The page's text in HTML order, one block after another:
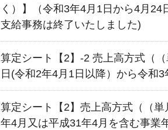
く）】（令和3年4月1日から4月24
支給事務は終了いたしました)
算定シート【2】-2 売上高方式（
日(令和2年4月1日以降）から令和3
算定シート【2】売上高方式（（
年4月又は平成31年4月を含む事業